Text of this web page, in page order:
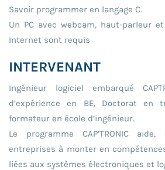
Savoir programmer en langage C.
Un PC avec webcam, haut-parleur
Internet sont requis
INTERVENANT
Ingénieur logiciel embarqué
d’expérience en BE, Doctorat en
formateur en école d’ingénieur.
Le programme CAP’TRONIC
entreprises à monter en
liées aux systèmes électroniques et